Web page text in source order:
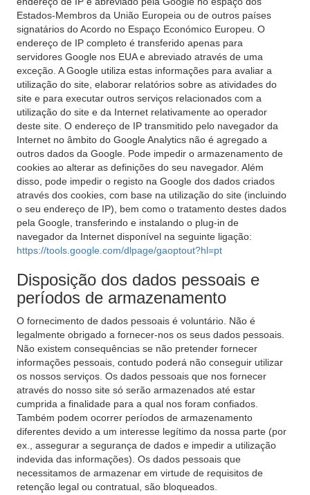
Estados-Membros da União Europeia ou de outros países
signatários do Acordo no Espaço Económico Europeu. O
endereço de IP completo é transferido apenas para
servidores Google nos EUA e abreviado através de uma
exceção. A Google utiliza estas informações para avaliar a
utilização do site, elaborar relatórios sobre as atividades do
site e para executar outros serviços relacionados com a
utilização do site e da Internet relativamente ao operador
deste site. O endereço de IP transmitido pelo navegador da
Internet no âmbito do Google Analytics não é agregado a
outros dados da Google. Pode impedir o armazenamento de
cookies ao alterar as definições do seu navegador. Além
disso, pode impedir o registo na Google dos dados criados
através dos cookies, com base na utilização do site (incluindo
o seu endereço de IP), bem como o tratamento destes dados
pela Google, transferindo e instalando o plug-in de
navegador da Internet disponível na seguinte ligação:
https://tools.google.com/dlpage/gaoptout?hl=pt
Disposição dos dados pessoais e
períodos de armazenamento
O fornecimento de dados pessoais é voluntário. Não é
legalmente obrigado a fornecer-nos os seus dados pessoais.
Não existem consequências se não pretender fornecer
informações pessoais, contudo poderá não conseguir utilizar
os nossos serviços. Os dados pessoais que nos fornecer
através do nosso site só serão armazenados até estar
cumprida a finalidade para a qual nos foram confiados.
Também podem ocorrer períodos de armazenamento
diferentes devido a um interesse legítimo da nossa parte (por
ex., assegurar a segurança de dados e impedir a utilização
indevida das informações). Os dados pessoais que
necessitamos de armazenar em virtude de requisitos de
retenção legal ou contratual, são bloqueados.